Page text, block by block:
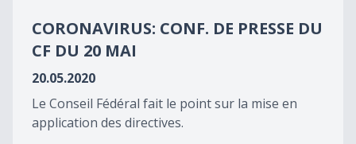
hour,
minutes,
seconds
CORONAVIRUS: CONF. DE PRESSE DU
CF DU 20 MAI
20.05.2020
Le Conseil Fédéral fait le point sur la mise en
application des directives.